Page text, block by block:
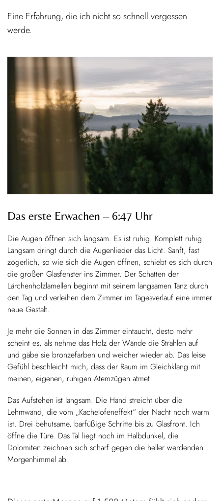
Eine Erfahrung, die ich nicht so schnell vergessen
werde.
Das erste Erwachen – 6:47 Uhr
Die Augen öffnen sich langsam. Es ist ruhig. Komplett ruhig.
Langsam dringt durch die Augenlieder das Licht. Sanft, fast
zögerlich, so wie sich die Augen öffnen, schiebt es sich durch
die großen Glasfenster ins Zimmer. Der Schatten der
Lärchenholzlamellen beginnt mit seinem langsamen Tanz durch
den Tag und verleihen dem Zimmer im Tagesverlauf eine immer
neue Gestalt.
Je mehr die Sonnen in das Zimmer eintaucht, desto mehr
scheint es, als nehme das Holz der Wände die Strahlen auf
und gäbe sie bronzefarben und weicher wieder ab. Das leise
Gefühl beschleicht mich, dass der Raum im Gleichklang mit
meinen, eigenen, ruhigen Atemzügen atmet.
Das Aufstehen ist langsam. Die Hand streicht über die
Lehmwand, die vom „Kachelofeneffekt“ der Nacht noch warm
ist. Drei behutsame, barfüßige Schritte bis zu Glasfront. Ich
öffne die Türe. Das Tal liegt noch im Halbdunkel, die
Dolomiten zeichnen sich scharf gegen die heller werdenden
Morgenhimmel ab.